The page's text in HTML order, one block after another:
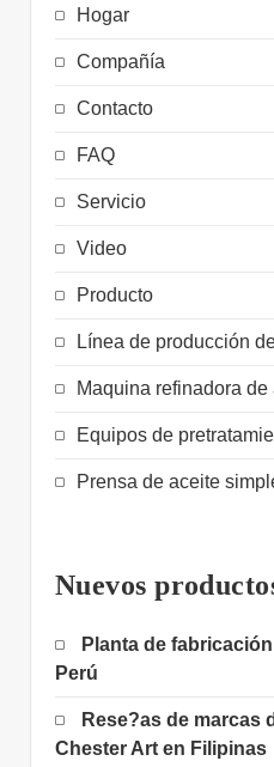
Hogar
Compañía
Contacto
FAQ
Servicio
Video
Producto
Línea de producción
Maquina refinadora de
Equipos de
Prensa de aceite
Nuevos
Planta de
Perú
Rese?as de marcas
Chester Art en Filipinas